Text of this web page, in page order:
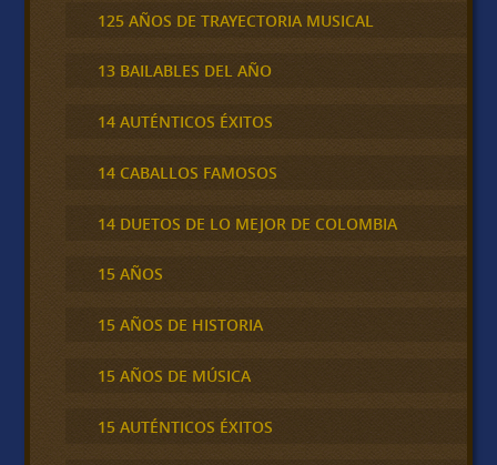
125 AÑOS DE TRAYECTORIA MUSICAL
13 BAILABLES DEL AÑO
14 AUTÉNTICOS ÉXITOS
14 CABALLOS FAMOSOS
14 DUETOS DE LO MEJOR DE COLOMBIA
15 AÑOS
15 AÑOS DE HISTORIA
15 AÑOS DE MÚSICA
15 AUTÉNTICOS ÉXITOS